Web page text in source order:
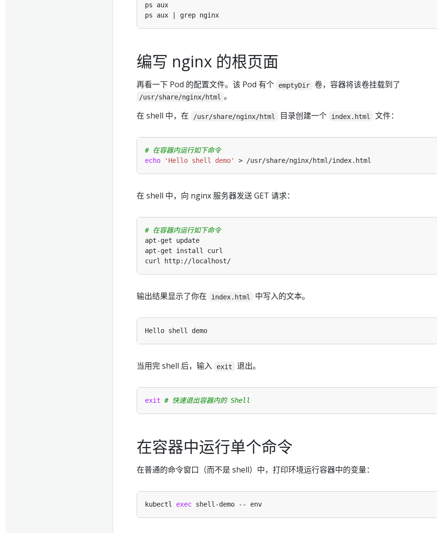
编写 nginx 的根页面
再看一下 Pod 的配置文件。该 Pod 有个 emptyDir 卷，容器将该卷挂载到了
/usr/share/nginx/html 。
在 shell 中，在
/usr/share/nginx/html 目录创建一个 index.html 文件：
# 在容器内运行如下命令
echo
'Hello shell demo'
在 shell 中，向 nginx 服务器发送 GET 请求：
# 在容器内运行如下命令
输出结果显示了你在 index.html 中写入的文本。
当用完 shell 后，输入 exit 退出。
exit # 快速退出容器内的 Shell
在容器中运行单个命令
在普通的命令窗口（而不是 shell）中，打印环境运行容器中的变量：
kubectl exec